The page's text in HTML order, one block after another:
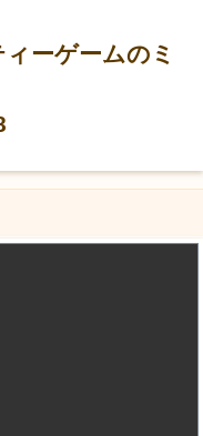
ーゲームのミ